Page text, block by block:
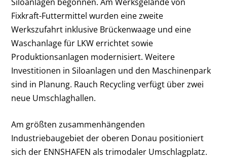
Fixkraft-Futtermittel wurden eine zweite
Werkszufahrt inklusive Brückenwaage und eine
Waschanlage für LKW errichtet sowie
Produktionsanlagen modernisiert. Weitere
Investitionen in Siloanlagen und den Maschinenpark
sind in Planung. Rauch Recycling verfügt über zwei
neue Umschlaghallen.
Am größten zusammenhängenden
Industriebaugebiet der oberen Donau positioniert
sich der ENNSHAFEN als trimodaler Umschlagplatz.